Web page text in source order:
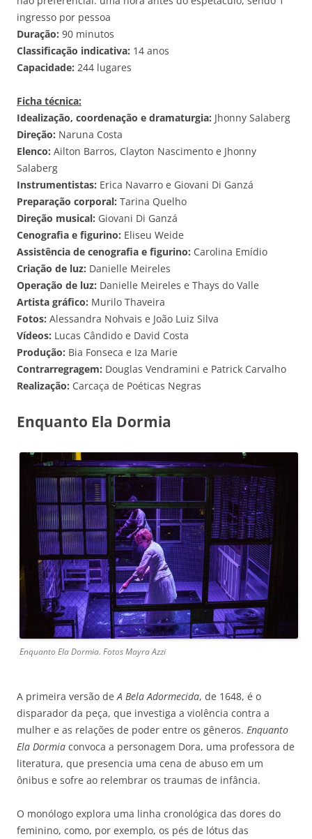
ingresso por pessoa
Duração: 90 minutos
Classificação indicativa: 14 anos
Capacidade: 244 lugares
Ficha técnica:
Idealização, coordenação e dramaturgia: Jhonny Salaberg
Direção: Naruna Costa
Elenco: Ailton Barros, Clayton Nascimento e Jhonny
Salaberg
Instrumentistas: Erica Navarro e Giovani Di Ganzá
Preparação corporal: Tarina Quelho
Direção musical: Giovani Di Ganzá
Cenografia e figurino: Eliseu Weide
Assistência de cenografia e figurino: Carolina Emídio
Criação de luz: Danielle Meireles
Operação de luz: Danielle Meireles e Thays do Valle
Artista gráfico: Murilo Thaveira
Fotos: Alessandra Nohvais e João Luiz Silva
Vídeos: Lucas Cândido e David Costa
Produção: Bia Fonseca e Iza Marie
Contrarregragem: Douglas Vendramini e Patrick Carvalho
Realização: Carcaça de Poéticas Negras
Enquanto Ela Dormia
Enquanto Ela Dormia. Fotos Mayra Azzi
A primeira versão de A Bela Adormecida, de 1648, é o
disparador da peça, que investiga a violência contra a
mulher e as relações de poder entre os gêneros. Enquanto
Ela Dormia convoca a personagem Dora, uma professora de
literatura, que presencia uma cena de abuso em um
ônibus e sofre ao relembrar os traumas de infância.
O monólogo explora uma linha cronológica das dores do
feminino, como, por exemplo, os pés de lótus das